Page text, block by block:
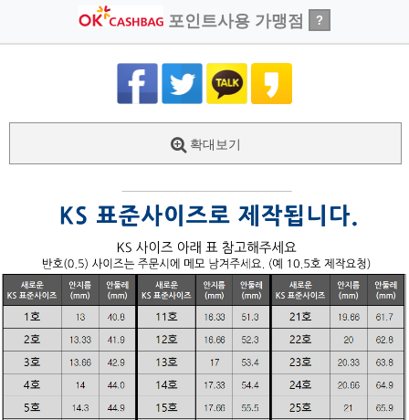
포인트사용 가맹점 ?
확대보기